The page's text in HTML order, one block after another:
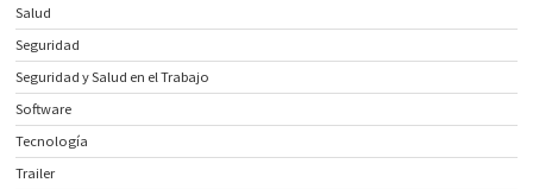
Salud
Seguridad
Seguridad y Salud en el Trabajo
Software
Tecnología
Trailer